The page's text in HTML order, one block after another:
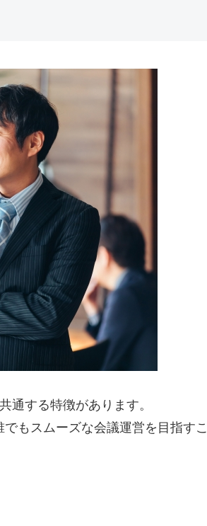
通する特徴があります。
もスムーズな会議運営を目指すこ